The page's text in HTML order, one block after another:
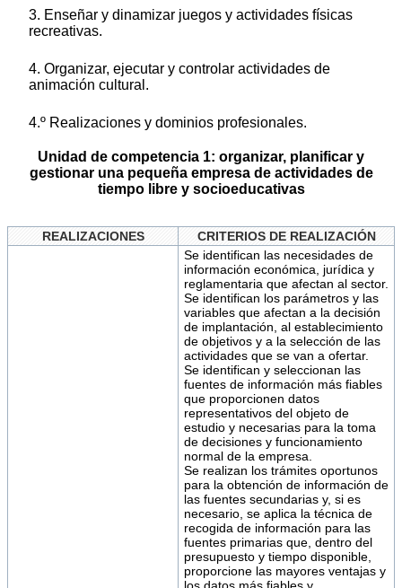
3. Enseñar y dinamizar juegos y actividades físicas
recreativas.
4. Organizar, ejecutar y controlar actividades de
animación cultural.
4.º Realizaciones y dominios profesionales.
Unidad de competencia 1: organizar, planificar y
gestionar una pequeña empresa de actividades de
tiempo libre y socioeducativas
REALIZACIONES
CRITERIOS DE REALIZACIÓN
Se identifican las necesidades de
información económica, jurídica y
reglamentaria que afectan al sector.
Se identifican los parámetros y las
variables que afectan a la decisión
de implantación, al establecimiento
de objetivos y a la selección de las
actividades que se van a ofertar.
Se identifican y seleccionan las
fuentes de información más fiables
que proporcionen datos
representativos del objeto de
estudio y necesarias para la toma
de decisiones y funcionamiento
normal de la empresa.
Se realizan los trámites oportunos
para la obtención de información de
las fuentes secundarias y, si es
necesario, se aplica la técnica de
recogida de información para las
fuentes primarias que, dentro del
presupuesto y tiempo disponible,
proporcione las mayores ventajas y